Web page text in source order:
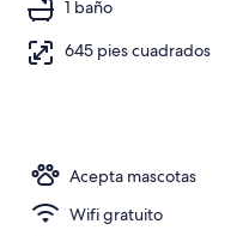
1 baño
645 pies cuadrados
Acepta mascotas
Wifi gratuito